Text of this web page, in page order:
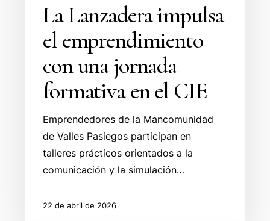
La Lanzadera impulsa
el emprendimiento
con una jornada
formativa en el CIE
Emprendedores de la Mancomunidad
de Valles Pasiegos participan en
talleres prácticos orientados a la
comunicación y la simulación…
22 de abril de 2026